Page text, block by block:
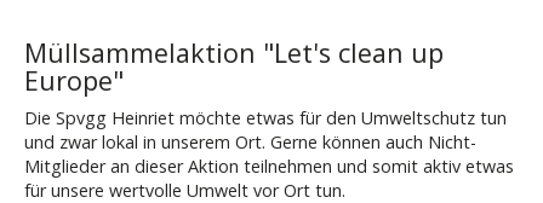
Müllsammelaktion "Let's clean up
Europe"
Die Spvgg Heinriet möchte etwas für den Umweltschutz tun
und zwar lokal in unserem Ort. Gerne können auch Nicht-
Mitglieder an dieser Aktion teilnehmen und somit aktiv etwas
für unsere wertvolle Umwelt vor Ort tun.